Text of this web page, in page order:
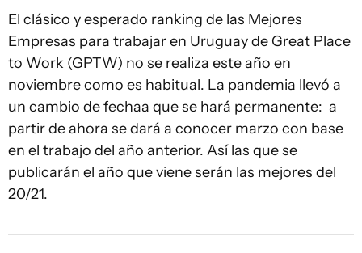
El clásico y esperado ranking de las Mejores
Empresas para trabajar en Uruguay de Great Place
to Work (GPTW) no se realiza este año en
noviembre como es habitual. La pandemia llevó a
un cambio de fechaa que se hará permanente: a
partir de ahora se dará a conocer marzo con base
en el trabajo del año anterior. Así las que se
publicarán el año que viene serán las mejores del
20/21.